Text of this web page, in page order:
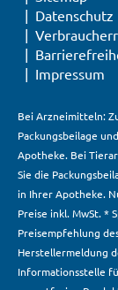
Datenschutz
Impressum
Bei Arzneimitteln:
Packungsbeilage
Apotheke. Bei
Sie die
in Ihrer Apotheke.
Preise inkl. MwSt. *
Preisempfehlung
Herstellermeldung
Informationsstelle